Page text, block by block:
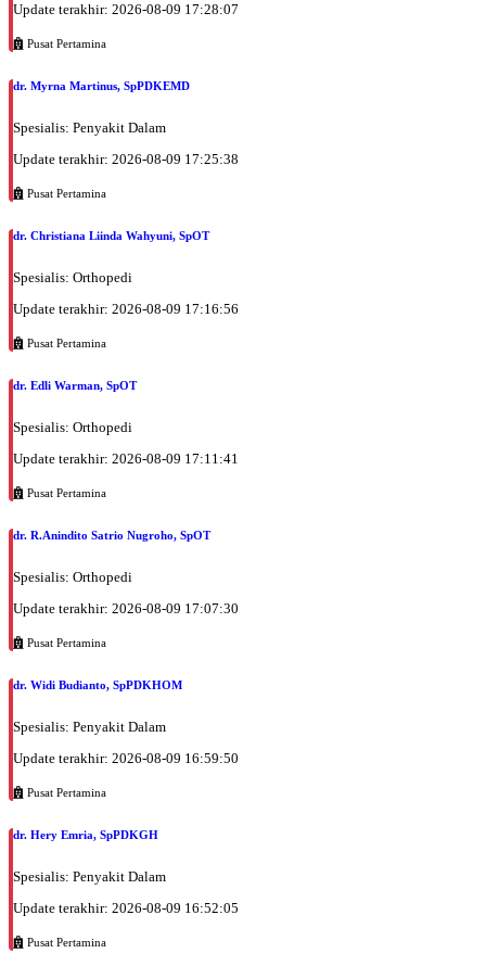
Update terakhir: 2026-08-09 17:28:07
Pusat Pertamina
dr. Myrna Martinus, SpPDKEMD
Spesialis: Penyakit Dalam
Update terakhir: 2026-08-09 17:25:38
Pusat Pertamina
dr. Christiana Liinda Wahyuni, SpOT
Spesialis: Orthopedi
Update terakhir: 2026-08-09 17:16:56
Pusat Pertamina
dr. Edli Warman, SpOT
Spesialis: Orthopedi
Update terakhir: 2026-08-09 17:11:41
Pusat Pertamina
dr. R.Anindito Satrio Nugroho, SpOT
Spesialis: Orthopedi
Update terakhir: 2026-08-09 17:07:30
Pusat Pertamina
dr. Widi Budianto, SpPDKHOM
Spesialis: Penyakit Dalam
Update terakhir: 2026-08-09 16:59:50
Pusat Pertamina
dr. Hery Emria, SpPDKGH
Spesialis: Penyakit Dalam
Update terakhir: 2026-08-09 16:52:05
Pusat Pertamina